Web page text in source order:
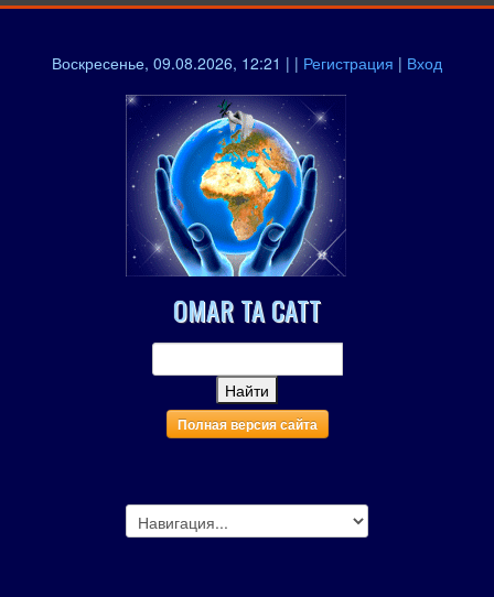
Воскресенье, 09.08.2026, 12:21 | | Регистрация | Вход
OMAR TA CATT
Полная версия сайта